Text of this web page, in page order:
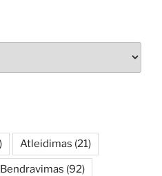
Atleidimas (21)
Bendravimas (92)